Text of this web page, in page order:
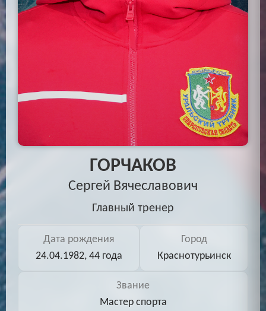
ГОРЧАКОВ
Сергей Вячеславович
Главный тренер
Дата рождения
24.04.1982, 44 года
Город
Краснотурьинск
Звание
Мастер спорта